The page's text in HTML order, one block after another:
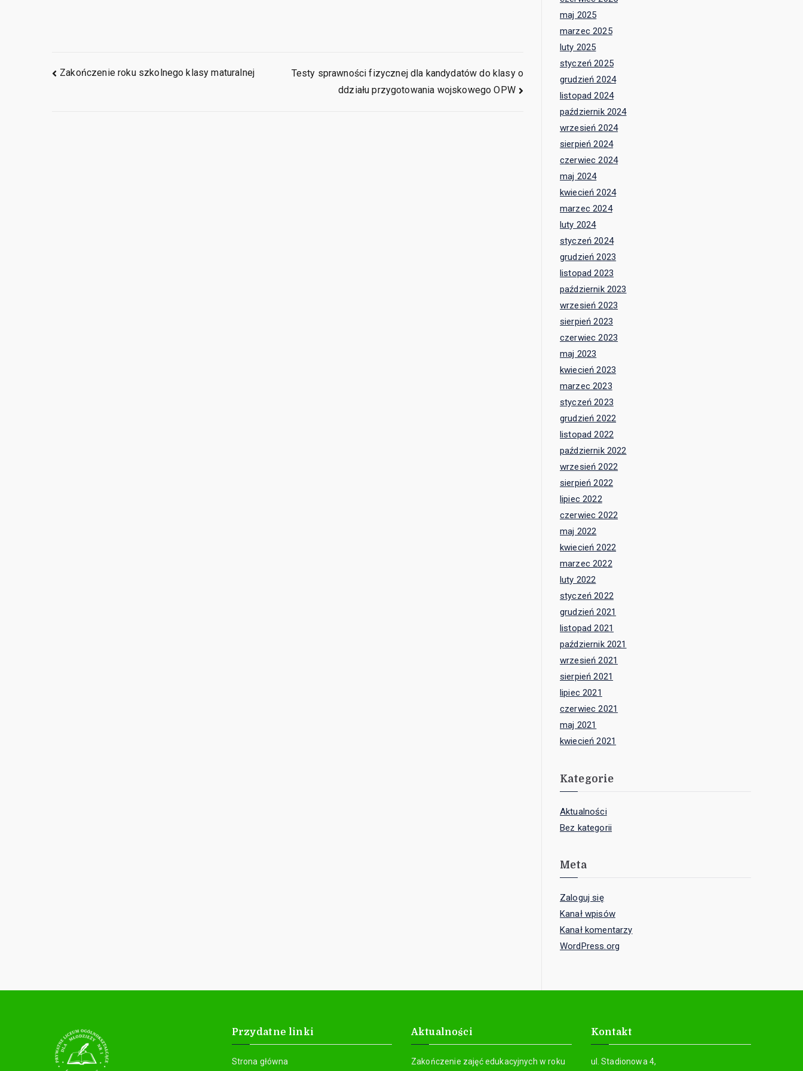
Zakończenie roku szkolnego klasy maturalnej
Testy sprawności fizycznej dla kandydatów do klasy o
ddziału przygotowania wojskowego OPW
maj 2025
marzec 2025
luty 2025
styczeń 2025
grudzień 2024
listopad 2024
październik 2024
wrzesień 2024
sierpień 2024
czerwiec 2024
maj 2024
kwiecień 2024
marzec 2024
luty 2024
styczeń 2024
grudzień 2023
listopad 2023
październik 2023
wrzesień 2023
sierpień 2023
czerwiec 2023
maj 2023
kwiecień 2023
marzec 2023
styczeń 2023
grudzień 2022
listopad 2022
październik 2022
wrzesień 2022
sierpień 2022
lipiec 2022
czerwiec 2022
maj 2022
kwiecień 2022
marzec 2022
luty 2022
styczeń 2022
grudzień 2021
listopad 2021
październik 2021
wrzesień 2021
sierpień 2021
lipiec 2021
czerwiec 2021
maj 2021
kwiecień 2021
Kategorie
Aktualności
Bez kategorii
Meta
Zaloguj się
Kanał wpisów
Kanał komentarzy
WordPress.org
Przydatne linki
Strona główna
Aktualności
Zakończenie zajęć edukacyjnych w roku
Kontakt
ul. Stadionowa 4,